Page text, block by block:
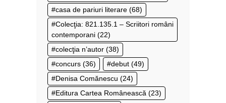
casa de pariuri literare (68)
Colecţia: 821.135.1 – Scriitori români
contemporani (22)
colecţia n’autor (38)
concurs (36) debut (49)
Denisa Comănescu (24)
Editura Cartea Românească (23)